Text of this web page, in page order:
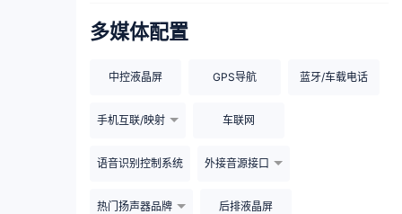
多媒体配置
中控液晶屏 GPS导航 蓝牙/车载电话
手机互联/映射 车联网
语音识别控制系统 外接音源接口
热门扬声器品牌 后排液晶屏